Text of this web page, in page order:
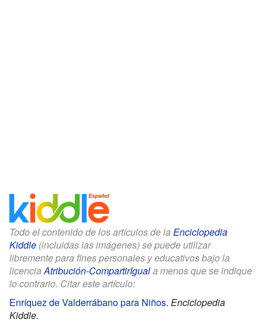
Todo el contenido de los artículos de la Enciclopedia
Kiddle (incluidas las imágenes) se puede utilizar
libremente para fines personales y educativos bajo la
licenciaAtribución-CompartirIguala menos que se indique
lo contrario. Citar este artículo:
Enríquez de Valderrábano para Niños. Enciclopedia
Kiddle.